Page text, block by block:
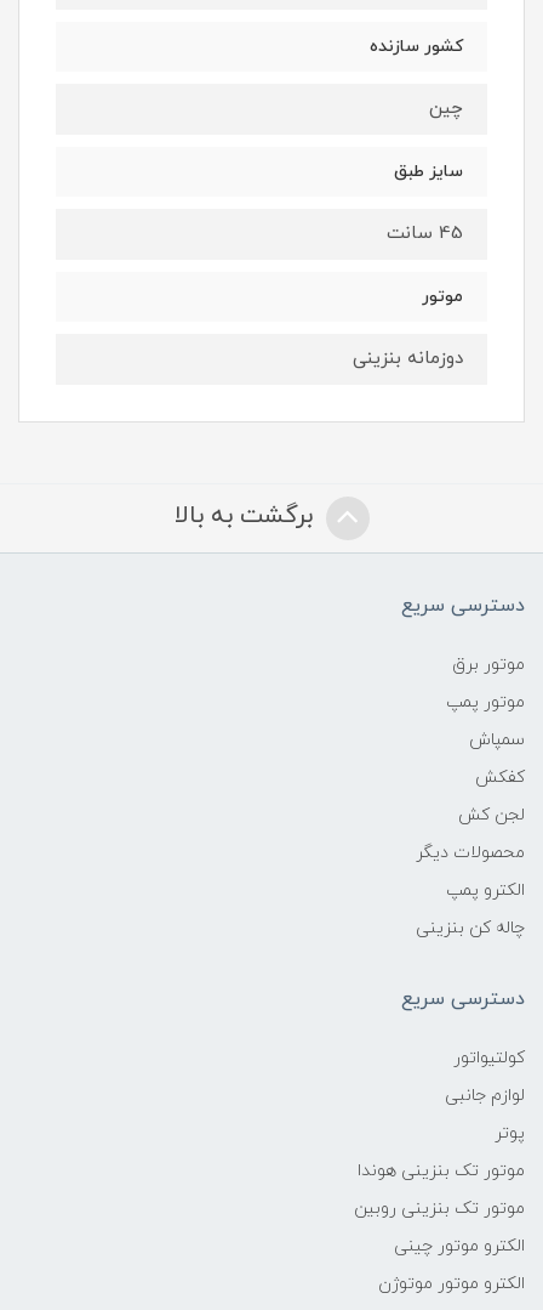
کشور سازنده
چین
سایز طبق
45 سانت
موتور
دوزمانه بنزینی
برگشت به بالا
دسترسی سریع
موتور برق
موتور پمپ
سمپاش
کفکش
لجن کش
محصولات دیگر
الکترو پمپ
چاله کن بنزینی
دسترسی سریع
کولتیواتور
لوازم جانبی
پوتر
موتور تک بنزینی هوندا
موتور تک بنزینی روبین
الکترو موتور چینی
الکترو موتور موتوژن